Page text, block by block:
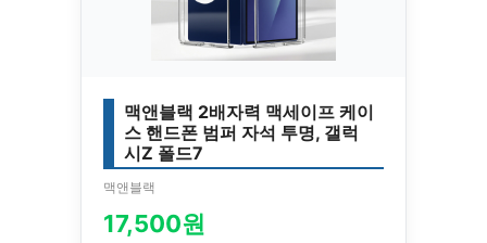
맥앤블랙 2배자력 맥세이프 케이
스 핸드폰 범퍼 자석 투명, 갤럭
시Z 폴드7
맥앤블랙
17,500원